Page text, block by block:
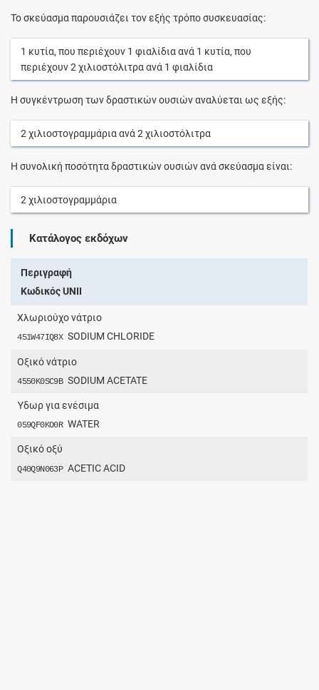
Το σκεύασμα παρουσιάζει τον εξής τρόπο συσκευασίας:
1 κυτία, που περιέχουν 1 φιαλίδιαανά 1 κυτία, που
περιέχουν2 χιλιοστόλιτραανά 1 φιαλίδια
Η συγκέντρωση των δραστικών ουσιών αναλύεται ως εξής:
2 χιλιοστογραμμάριαανά2 χιλιοστόλιτρα
Η συνολική ποσότητα δραστικών ουσιών ανά σκεύασμα είναι:
2 χιλιοστογραμμάρια
Κατάλογος εκδόχων
Περιγραφή
Κωδικός UNII
Χλωριούχο νάτριο
451W47IQ8X SODIUM CHLORIDE
Οξικό νάτριο
4550K0SC9B SODIUM ACETATE
Ύδωρ για ενέσιμα
059QF0KO0R WATER
Οξικό οξύ
Q40Q9N063P ACETIC ACID